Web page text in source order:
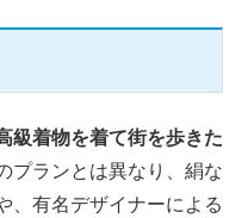
級着物を着て街を歩きた
プランとは異なり、絹な
、有名デザイナーによる